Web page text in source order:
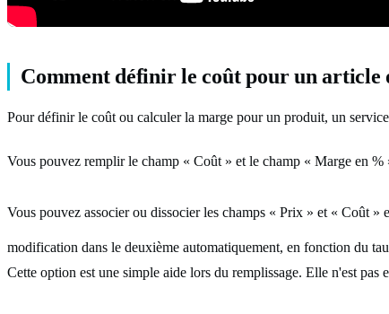
Comment définir le coût pour un article
Pour définir le coût ou calculer la marge pour un produit, un
Vous pouvez remplir le champ « Coût » et le champ « Marge en
Vous pouvez associer ou dissocier les champs « Prix » et « Coût »
modification dans le deuxième automatiquement, en fonction du
Cette option est une simple aide lors du remplissage. Elle n'est pas